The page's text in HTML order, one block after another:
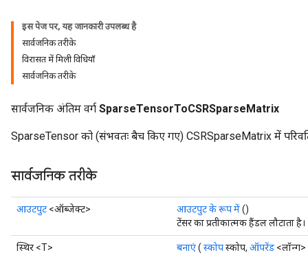
इस पेज पर, यह जानकारी उपलब्ध है
सार्वजनिक तरीके
विरासत में मिली विधियाँ
सार्वजनिक तरीके
सार्वजनिक अंतिम वर्ग SparseTensorToCSRSparseMatrix
SparseTensor को (संभवतः बैच किए गए) CSRSparseMatrix में
सार्वजनिक तरीके
आउटपुट <ऑब्जेक्ट> आउटपुट के रूप में()
टेंसर का प्रतीकात्मक हैंडल लौटाता है।
स्थिर <T>
बनाएं( स्कोपस्कोप, ऑपरेंड